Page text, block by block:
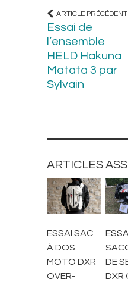
ARTICLE PRÉCÉDENT
Essai de
l’ensemble
HELD Hakuna
Matata 3 par
Sylvain
ARTICLES
ACCESSOIRES
MOTARD
ESSAI SAC
À DOS
MOTO DXR
OVER-
DE
DXR